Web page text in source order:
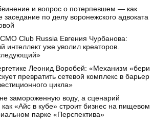
и вопрос о потерпевшем — как
по делу воронежского адвоката
Club Russia Евгения Чурбанова:
интеллект уже уволил креаторов.
Леонид Воробей: «Механизм «бери
превратить сетевой комплекс в барьер
цикла»
замороженную воду, а сценарий
«Айс в кубе» строит бизнес на пищевом
парке «Перспектива»